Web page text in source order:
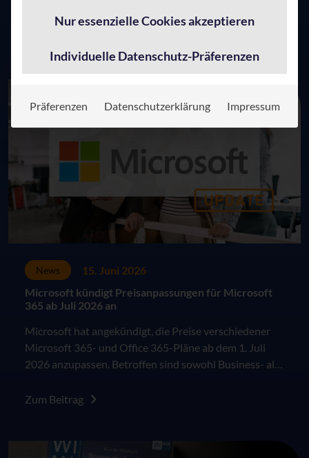
Menschen in der digitalen Arbeitswelt.
News
15. Juni 2026
Microsoft kündigt Preisanpassungen für Microsoft
365 ab Juli 2026 an
Microsoft hat angekündigt, die Preise verschiedener
Microsoft 365- und Office 365-Pläne ab dem 1. Juli
2026 anzupassen. Betroffen sind sowohl Business- als
Änderungen greifen für Neukunden sowie für
Zum Beitrag
Nur essenzielle Cookies akzeptieren
Individuelle Datenschutz-Präferenzen
Präferenzen Datenschutzerklärung Impressum